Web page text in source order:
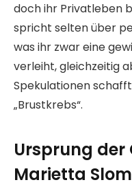
doch ihr Privatleben
spricht selten über
was ihr zwar eine
verleiht, gleichzeitig
Spekulationen
„Brustkrebs“.
Ursprung der
Marietta